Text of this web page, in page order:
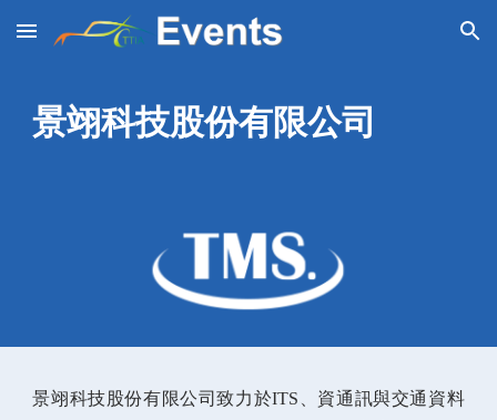
Skip to main content Skip to navigation
景翊科技股份有限公司
景翊科技股份有限公司致力於ITS、資通訊與交通資料